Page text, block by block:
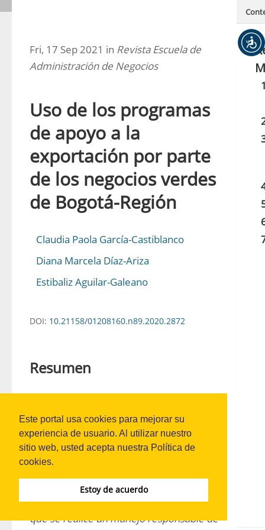
Este portal usa cookies para mejorar su
experiencia de usuario. Al utilizar nuestro
sitio web, usted acepta nuestra Política de
cookies.
Estoy de acuerdo
Fri, 17 Sep 2021 in Revista Escuela de
Administración de Negocios
Uso de los programas
de apoyo a la
exportación por parte
de los negocios verdes
de Bogotá-Región
Claudia Paola García-Castiblanco
Diana Marcela Díaz-Ariza
Estibaliz Aguilar-Galeano
DOI: 10.21158/01208160.n89.2020.2872
Resumen
intensa actividad económica desarrollada
desde el siglo pasado ha llevado a que en
las últimas décadas se cuestionen las
formas tradicionales de producción, de
modo que se ha abierto el espacio a
nuevas oportunidades de negocios en las
que se realice un manejo responsable de